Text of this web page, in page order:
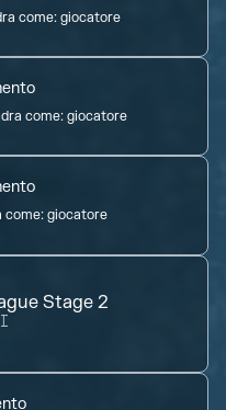
come:giocatore
come:giocatore
come:giocatore
Stage 2